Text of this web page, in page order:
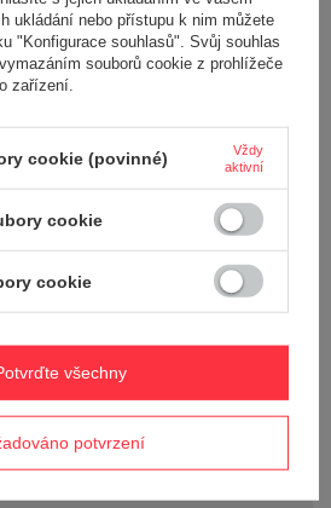
Máte otázky?
ihned odpovíme,
budou
Položit otázku
ukládání nebo přístupu k nim můžete
"Konfigurace souhlasů". Svůj souhlas
souborů cookie z prohlížeče
zařízení.
cookie (povinné)
Vždy
aktivní
cookie
cookie
potvrzení
všechny